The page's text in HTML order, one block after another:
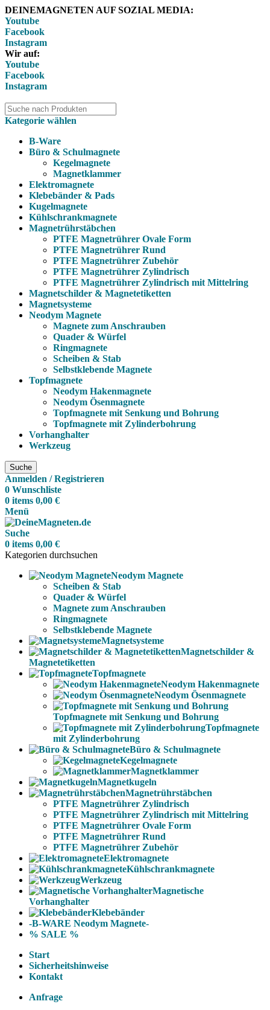
DEINEMAGNETEN AUF SOZIAL MEDIA:
Youtube
Facebook
Instagram
Wir auf:
Youtube
Facebook
Instagram
Kategorie wählen
B-Ware
Büro & Schulmagnete
Kegelmagnete
Magnetklammer
Elektromagnete
Klebebänder & Pads
Kugelmagnete
Kühlschrankmagnete
Magnetrührstäbchen
PTFE Magnetrührer Ovale Form
PTFE Magnetrührer Rund
PTFE Magnetrührer Zubehör
PTFE Magnetrührer Zylindrisch
PTFE Magnetrührer Zylindrisch mit Mittelring
Magnetschilder & Magnetetiketten
Magnetsysteme
Neodym Magnete
Magnete zum Anschrauben
Quader & Würfel
Ringmagnete
Scheiben & Stab
Selbstklebende Magnete
Topfmagnete
Neodym Hakenmagnete
Neodym Ösenmagnete
Topfmagnete mit Senkung und Bohrung
Topfmagnete mit Zylinderbohrung
Vorhanghalter
Werkzeug
Suche
Anmelden / Registrieren
0 Wunschliste
0 items 0,00 €
Menü
Suche
0 items 0,00 €
Kategorien durchsuchen
Neodym Magnete
Scheiben & Stab
Quader & Würfel
Magnete zum Anschrauben
Ringmagnete
Selbstklebende Magnete
Magnetsysteme
Magnetschilder &
Magnetetiketten
Topfmagnete
Neodym Hakenmagnete
Neodym Ösenmagnete
Topfmagnete mit Senkung und Bohrung
Topfmagnete
mit Zylinderbohrung
Büro & Schulmagnete
Kegelmagnete
Magnetklammer
Magnetkugeln
Magnetrührstäbchen
PTFE Magnetrührer Zylindrisch
PTFE Magnetrührer Zylindrisch mit Mittelring
PTFE Magnetrührer Ovale Form
PTFE Magnetrührer Rund
PTFE Magnetrührer Zubehör
Elektromagnete
Kühlschrankmagnete
Werkzeug
Magnetische
Vorhanghalter
Klebebänder
-B-WARE Neodym Magnete-
% SALE %
Start
Sicherheitshinweise
Kontakt
Anfrage